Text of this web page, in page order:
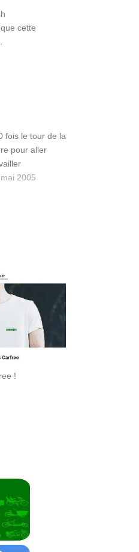
cette
fois le tour de la
pour aller
2005
!